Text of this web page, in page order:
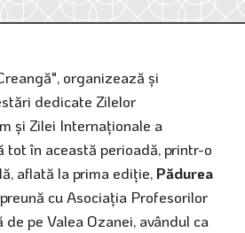
organizează și
dedicate Zilelor
și Zilei Internaționale a
tot în această perioadă, printr-o
aflată la prima ediție, Pădurea
cu Asociația Profesorilor
de pe Valea Ozanei, avândul ca